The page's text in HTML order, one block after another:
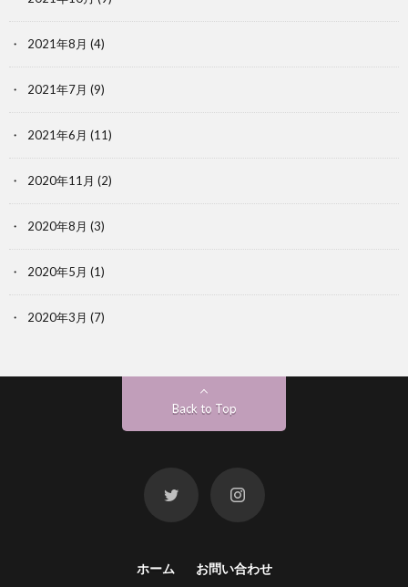
2021年8月 (4)
2021年7月 (9)
2021年6月 (11)
2020年11月 (2)
2020年8月 (3)
2020年5月 (1)
2020年3月 (7)
Back to Top
ホーム お問い合わせ